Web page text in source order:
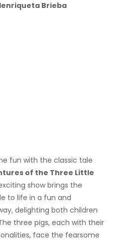
Brieba
fun with the classic tale
of the Three Little
show brings the
to life in a fun and
delighting both children
three pigs, each with their
face the fearsome